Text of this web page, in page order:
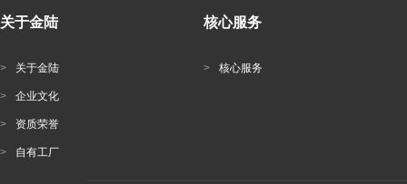
关于金陆
> 关于金陆
> 企业文化
> 资质荣誉
> 自有工厂
核心服务
> 核心服务